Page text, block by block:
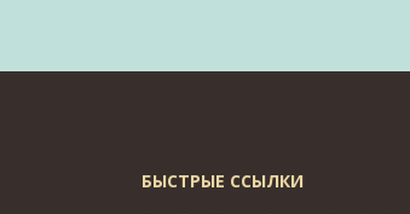
БЫСТРЫЕ ССЫЛКИ